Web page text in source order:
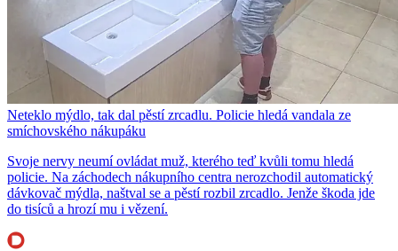
Neteklo mýdlo, tak dal pěstí zrcadlu. Policie hledá vandala ze
smíchovského nákupáku
Svoje nervy neumí ovládat muž, kterého teď kvůli tomu hledá
policie. Na záchodech nákupního centra nerozchodil automatický
dávkovač mýdla, naštval se a pěstí rozbil zrcadlo. Jenže škoda jde
do tisíců a hrozí mu i vězení.